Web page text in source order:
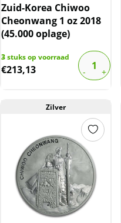
Zuid-Korea Chiwoo
Cheonwang 1 oz 2018
(45.000 oplage)
3stuks op voorraad
€213,13
Zilver